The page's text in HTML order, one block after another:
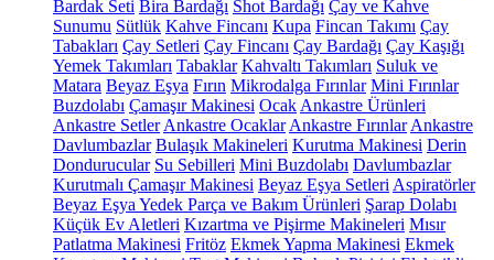
Bardak Seti Bira Bardağı Shot Bardağı Çay ve Kahve
Sunumu Sütlük Kahve Fincanı Kupa Fincan Takımı Çay
Tabakları Çay Setleri Çay Fincanı Çay Bardağı Çay Kaşığı
Yemek Takımları Tabaklar Kahvaltı Takımları Suluk ve
Matara Beyaz Eşya Fırın Mikrodalga Fırınlar Mini Fırınlar
Buzdolabı Çamaşır Makinesi Ocak Ankastre Ürünleri
Ankastre Setler Ankastre Ocaklar Ankastre Fırınlar Ankastre
Davlumbazlar Bulaşık Makineleri Kurutma Makinesi Derin
Dondurucular Su Sebilleri Mini Buzdolabı Davlumbazlar
Kurutmalı Çamaşır Makinesi Beyaz Eşya Setleri Aspiratörler
Beyaz Eşya Yedek Parça ve Bakım Ürünleri Şarap Dolabı
Küçük Ev Aletleri Kızartma ve Pişirme Makineleri Mısır
Patlatma Makinesi Fritöz Ekmek Yapma Makinesi Ekmek